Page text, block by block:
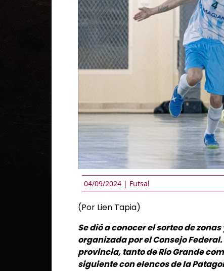
04/09/2024 | Futsal
(Por Lien Tapia)
Se dió a conocer el sorteo de
organizada por el Consejo
provincia, tanto de Río Grande
siguiente con elencos de la